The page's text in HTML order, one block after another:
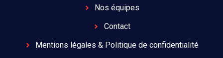
Nos équipes
Contact
Mentions légales & Politique de confidentialité